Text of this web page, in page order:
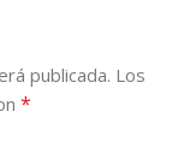
publicada. Los
*